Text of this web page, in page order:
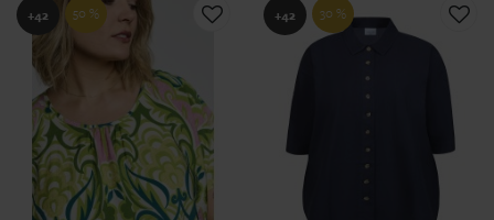
+42 50 % +42 30 %